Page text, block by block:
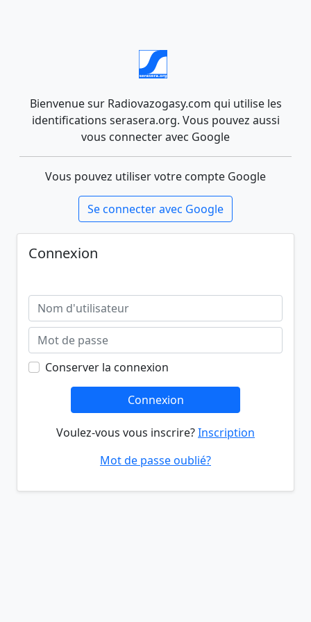
Bienvenue sur Radiovazogasy.com qui utilise les
identifications serasera.org. Vous pouvez aussi
vous connecter avec Google
Vous pouvez utiliser votre compte Google
Se connecter avec Google
Connexion
Conserver la connexion
Connexion
Voulez-vous vous inscrire?Inscription
Mot de passe oublié?